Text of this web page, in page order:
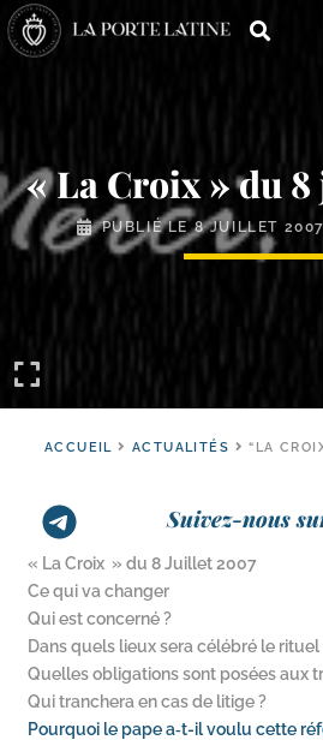
« La Croix » du
PUBLIÉ LE8 JUILLET 2007
ACCUEIL ACTUALITÉS “LA
Suivez-nous
« La Croix » du 8 Juillet 2007
Ce qui va changer
Qui est concerné ?
Dans quels lieux sera célébré le
Quelles obligations sont posées aux
Qui tranchera en cas de litige ?
Pourquoi le pape a‑t-​il voulu cette